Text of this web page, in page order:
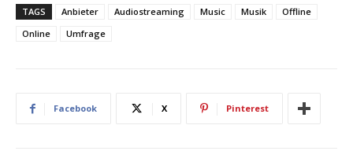
TAGS Anbieter Audiostreaming Music Musik
Offline
Online
Umfrage
Facebook X Pinterest